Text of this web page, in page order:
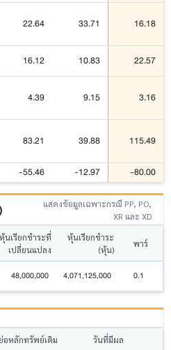
22.64 33.71 16.18
16.12 10.83 22.57
4.39 9.15 3.16
83.21 39.88 115.49
-55.46 -12.97 -80.00
แสดงข้อมูลเฉพาะกรณี PP, PO,
XR และ XD
หุ้นเรียกชำระที่
เปลี่ยนแปลง
หุ้นเรียกชำระ
(หุ้น)
พาร์
48,000,000 4,071,125,000 0.1
อหลักทรัพย์เดิม
วันที่มีผล